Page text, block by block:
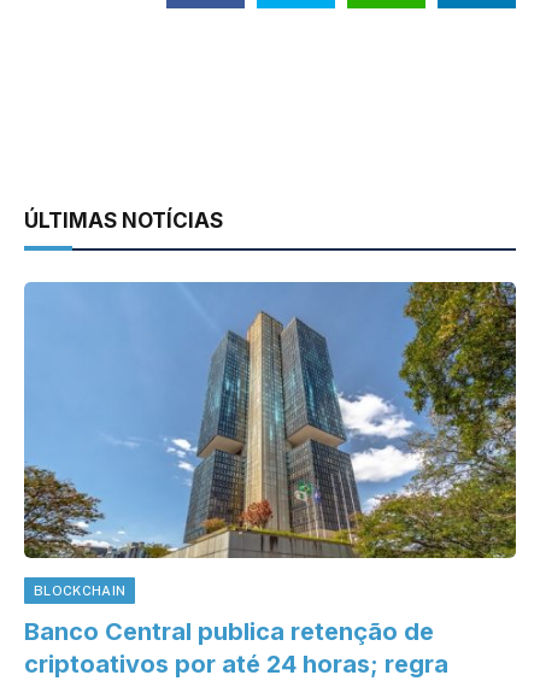
ÚLTIMAS NOTÍCIAS
BLOCKCHAIN
Banco Central publica retenção de
criptoativos por até 24 horas; regra